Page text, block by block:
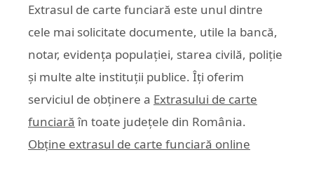
Extrasul de carte funciară este unul dintre
cele mai solicitate documente, utile la bancă,
notar, evidența populației, starea civilă, poliție
și multe alte instituții publice. Îți oferim
serviciul de obținere a Extrasului de carte
funciară în toate județele din România.
Obține extrasul de carte funciară online